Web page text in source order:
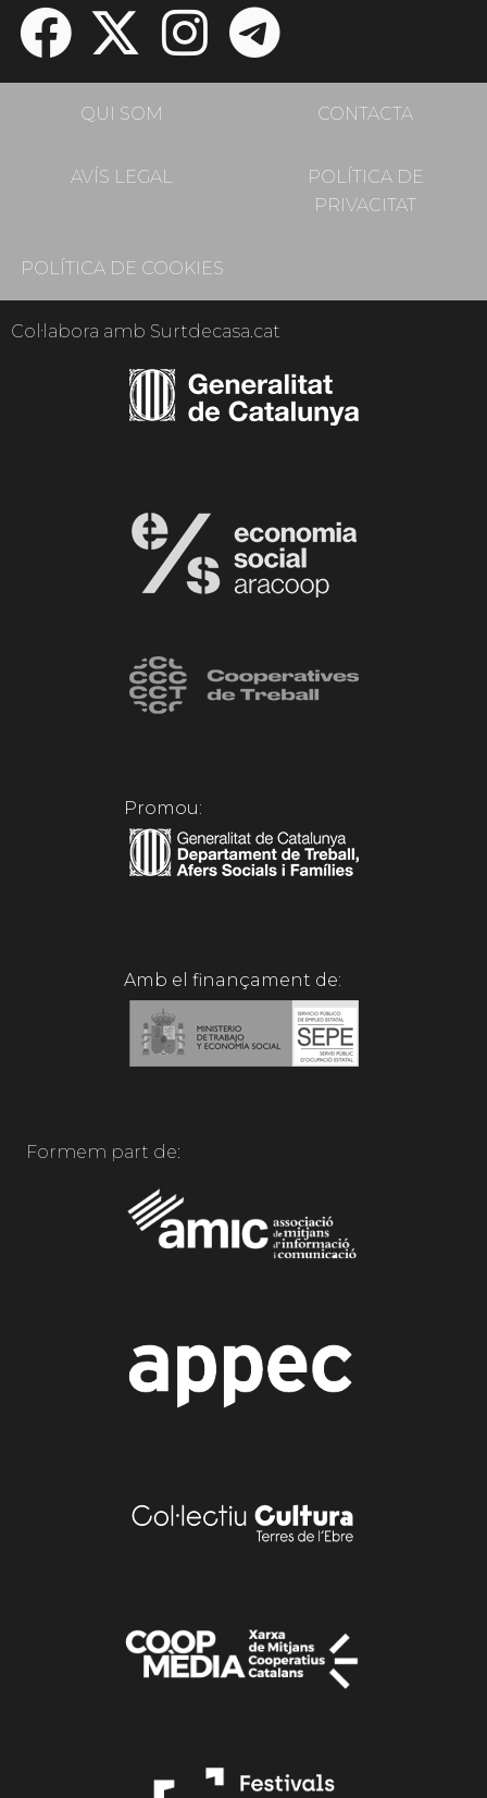
QUI SOM CONTACTA
AVÍS LEGAL
POLÍTICA DE
PRIVACITAT
POLÍTICA DE COOKIES
Col·labora amb Surtdecasa.cat
Promou:
Amb el finançament de:
Formem part de: